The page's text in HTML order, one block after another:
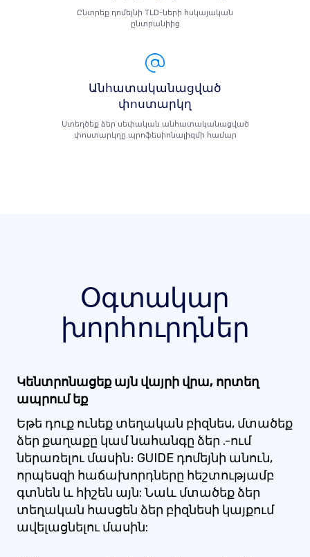
Ընտրեք դոմեյնի TLD-ների հսկայական
ընտրանիից
Անհատականացված
փոստարկղ
Ստեղծեք ձեր սեփական անհատականացված
փոստարկղը պրոֆեսիոնալիզմի համար
Օգտակար
խորհուրդներ
Կենտրոնացեք այն վայրի վրա, որտեղ
ապրում եք
Եթե ​​դուք ունեք տեղական բիզնես, մտածեք
ձեր քաղաքը կամ նահանգը ձեր .-ում
ներառելու մասին։ GUIDE դոմեյնի անուն,
որպեսզի հաճախորդները հեշտությամբ
գտնեն և հիշեն այն: Նաև մտածեք ձեր
տեղական հասցեն ձեր բիզնեսի կայքում
ավելացնելու մասին: